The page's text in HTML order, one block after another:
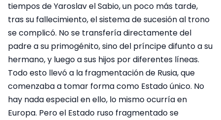
tiempos de Yaroslav el Sabio, un poco más tarde,
tras su fallecimiento, el sistema de sucesión al trono
se complicó. No se transfería directamente del
padre a su primogénito, sino del príncipe difunto a su
hermano, y luego a sus hijos por diferentes líneas.
Todo esto llevó a la fragmentación de Rusia, que
comenzaba a tomar forma como Estado único. No
hay nada especial en ello, lo mismo ocurría en
Europa. Pero el Estado ruso fragmentado se